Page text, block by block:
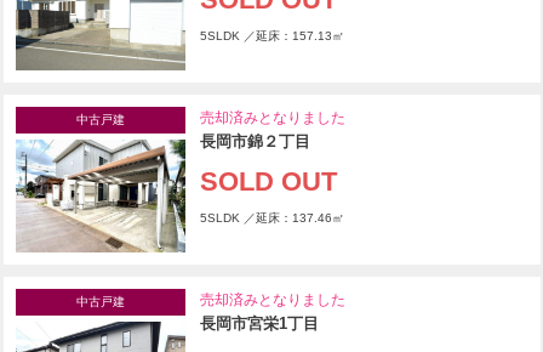
5SLDK ／延床：157.13㎡
中古戸建 売却済みとなりました
長岡市錦２丁目
SOLD OUT
5SLDK ／延床：137.46㎡
中古戸建 売却済みとなりました
長岡市宮栄1丁目